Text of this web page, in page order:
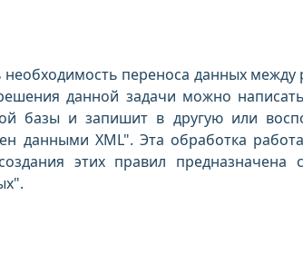
необходимость переноса данных
данной задачи можно
базы и запишит в другую или
данными XML". Эта обработка
этих правил предназначена